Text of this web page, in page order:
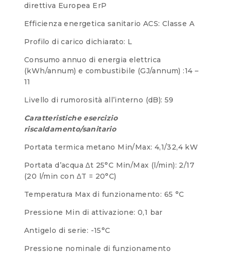
direttiva Europea ErP
Efficienza energetica sanitario ACS: Classe A
Profilo di carico dichiarato: L
Consumo annuo di energia elettrica
(kWh/annum) e combustibile (GJ/annum) :14 –
11
Livello di rumorosità all’interno (dB): 59
Caratteristiche esercizio
riscaldamento/sanitario
Portata termica metano Min/Max: 4,1/32,4 kW
Portata d’acqua Δt 25°C Min/Max (l/min): 2/17
(20 l/min con ∆T = 20°C)
Temperatura Max di funzionamento: 65 °C
Pressione Min di attivazione: 0,1 bar
Antigelo di serie: -15°C
Pressione nominale di funzionamento